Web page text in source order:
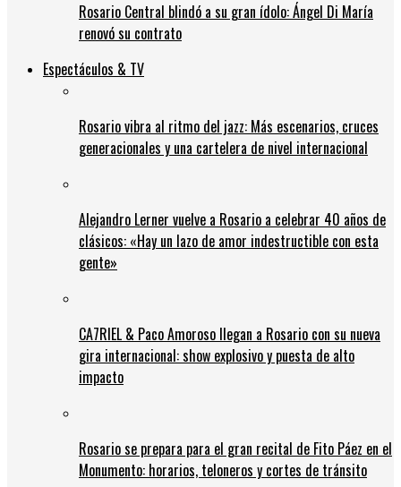
Rosario Central blindó a su gran ídolo: Ángel Di María
renovó su contrato
Espectáculos & TV
Rosario vibra al ritmo del jazz: Más escenarios, cruces
generacionales y una cartelera de nivel internacional
Alejandro Lerner vuelve a Rosario a celebrar 40 años de
clásicos: «Hay un lazo de amor indestructible con esta
gente»
CA7RIEL & Paco Amoroso llegan a Rosario con su nueva
gira internacional: show explosivo y puesta de alto
impacto
Rosario se prepara para el gran recital de Fito Páez en el
Monumento: horarios, teloneros y cortes de tránsito